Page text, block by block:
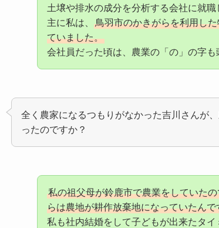
土壌や排水の成分を分析する会社に就職
主に私は、
鳥羽市のかきがらを利用し
ていました。
会社員だった頃は、農業の「の」の字も
全く農家になるつもりがなかった吉川さんが
ったのですか？
私の祖父母が鈴鹿市で農業をしていた
らは農地が耕作放棄地になっていたんで
私も社内結婚をして子どもが出来たタ